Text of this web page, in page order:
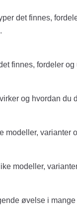
det finnes,
finnes, fordeler og
og hvordan du
modeller, varianter
modeller,
øvelse i